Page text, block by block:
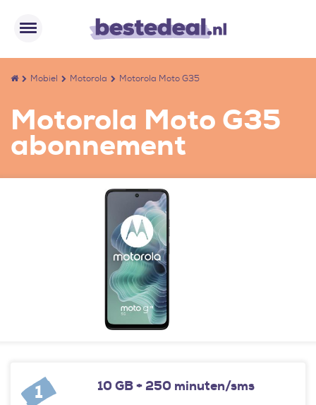
Mobiel Motorola Motorola Moto G35
Motorola Moto G35
abonnement
1 10 GB + 250 minuten/sms